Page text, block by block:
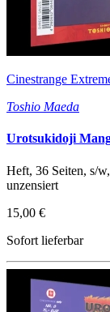
Cinestrange
Toshio Maeda
Urotsukidoji
Heft, 36 Seiten, s/
unzensiert
15,00 €
Sofort lieferbar